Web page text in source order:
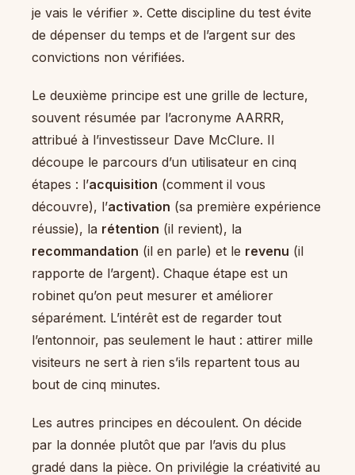
je vais le vérifier ». Cette discipline du test évite
de dépenser du temps et de l’argent sur des
convictions non vérifiées.
Le deuxième principe est une grille de lecture,
souvent résumée par l’acronyme AARRR,
attribué à l’investisseur Dave McClure. Il
découpe le parcours d’un utilisateur en cinq
étapes : l’acquisition (comment il vous
découvre), l’activation (sa première expérience
réussie), la rétention (il revient), la
recommandation (il en parle) et le revenu (il
rapporte de l’argent). Chaque étape est un
robinet qu’on peut mesurer et améliorer
séparément. L’intérêt est de regarder tout
l’entonnoir, pas seulement le haut : attirer mille
visiteurs ne sert à rien s’ils repartent tous au
bout de cinq minutes.
Les autres principes en découlent. On décide
par la donnée plutôt que par l’avis du plus
gradé dans la pièce. On privilégie la créativité au